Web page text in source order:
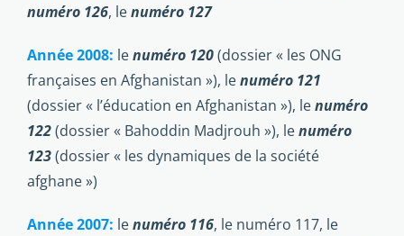
numéro 126, lenuméro 127
Année 2008: lenuméro 120(dossier « les ONG
françaises en Afghanistan »), lenuméro 121
(dossier « l’éducation en Afghanistan »), lenuméro
122(dossier « Bahoddin Madjrouh »), lenuméro
123(dossier « les dynamiques de la société
afghane »)
Année 2007: lenuméro 116, le numéro 117, le